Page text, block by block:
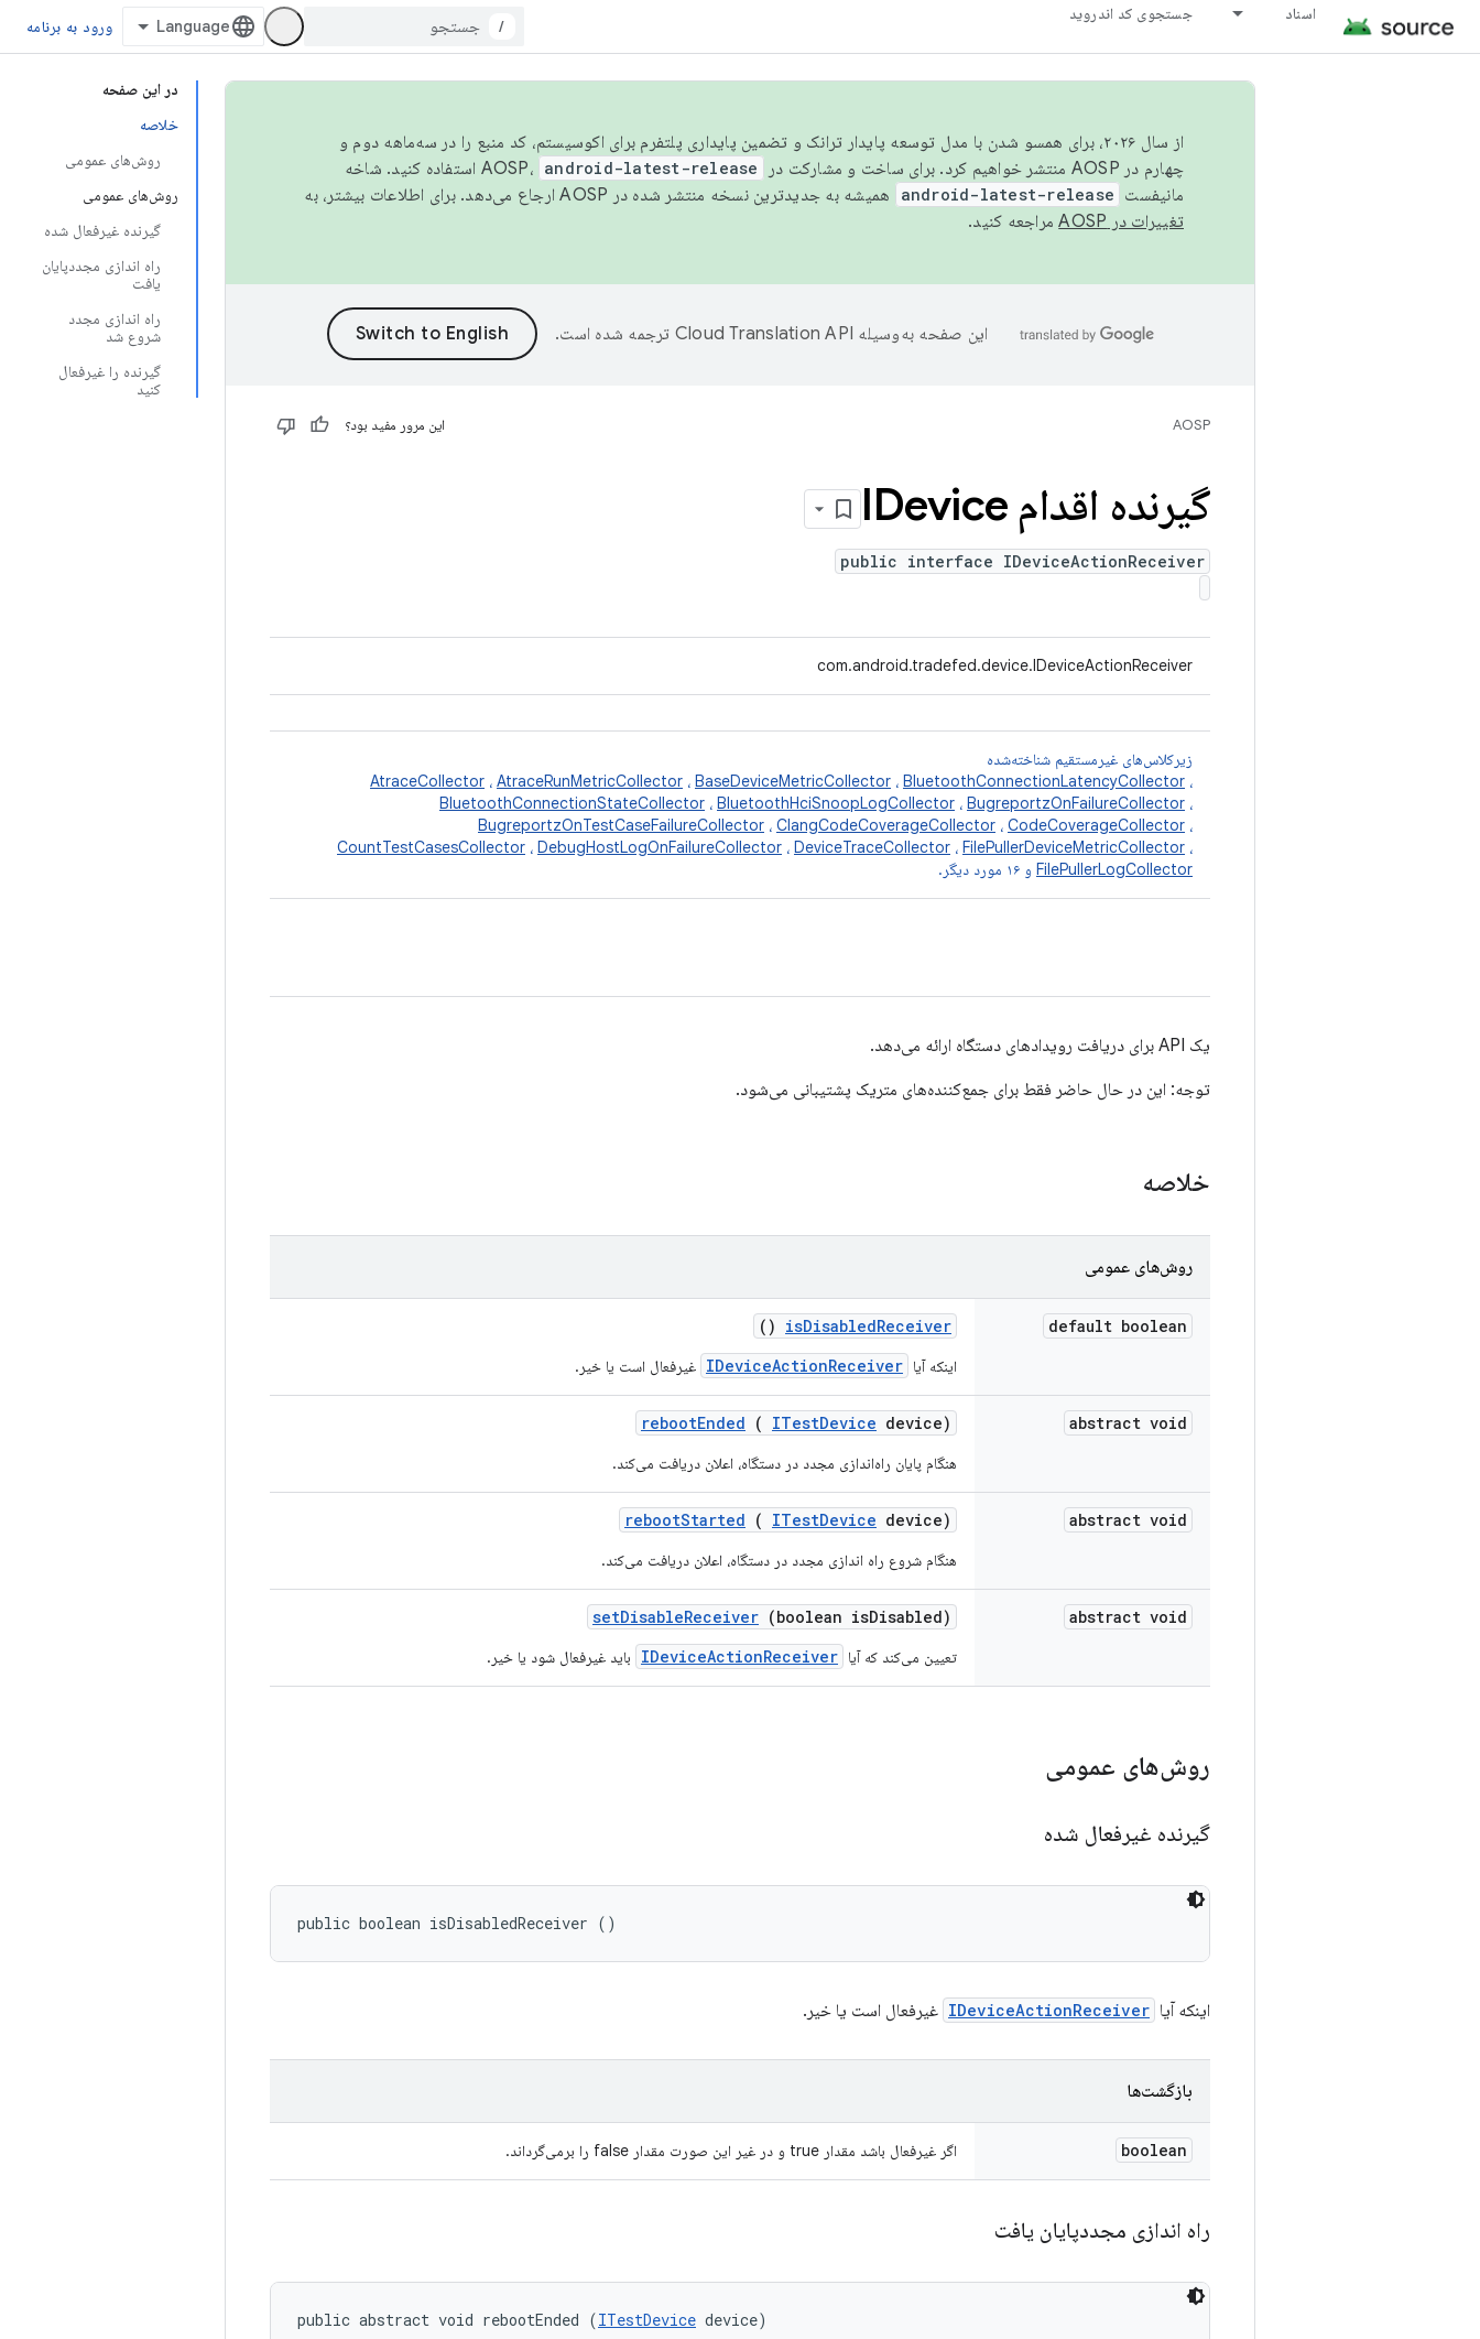
اسناد جستجوی کد اندروید
/ ورود به برنامه
در این صفحه
خلاصه
روش‌های عمومی
روش‌های عمومی
گیرنده غیرفعال شده
راه اندازی مجددپایان
یافت
راه اندازی مجدد
شروع شد
گیرنده را غیرفعال
کنید
از سال ۲۰۲۶، برای همسو شدن با مدل توسعه پایدار ترانک و تضمین پایداری پلتفرم برای اکوسیستم، کد منبع را در سه‌ماهه دوم و
چهارم در AOSP منتشر خواهیم کرد. برای ساخت و مشارکت در AOSP،
android-latest-release
استفاده کنید. شاخه
مانیفست android-latest-release
همیشه به جدیدترین نسخه منتشر شده در AOSP ارجاع می‌دهد. برای اطلاعات بیشتر، به
تغییرات در AOSP
مراجعه کنید.
این صفحه به‌وسیله ترجمه شده است.
AOSP این مرور مفید بود؟
گیرنده اقدام IDevice
public interface IDeviceActionReceiver
com.android.tradefed.device.IDeviceActionReceiver
زیرکلاس‌های غیرمستقیم شناخته‌شده
AtraceCollector ، AtraceRunMetricCollector ، BaseDeviceMetricCollector ، BluetoothConnectionLatencyCollector ،
BluetoothConnectionStateCollector ، BluetoothHciSnoopLogCollector ، BugreportzOnFailureCollector ،
BugreportzOnTestCaseFailureCollector ، ClangCodeCoverageCollector ، CodeCoverageCollector ،
CountTestCasesCollector ، DebugHostLogOnFailureCollector ، DeviceTraceCollector ، FilePullerDeviceMetricCollector ،
FilePullerLogCollector و ۱۶ مورد دیگر.
یک API برای دریافت رویدادهای دستگاه ارائه می‌دهد.
توجه: این در حال حاضر فقط برای جمع‌کننده‌های متریک پشتیبانی می‌شود.
خلاصه
روش‌های عمومی
default boolean
isDisabledReceiver
()
اینکه آیا IDeviceActionReceiver غیرفعال است یا خیر.
abstract void
rebootEnded ( ITestDevice device)
هنگام پایان راه‌اندازی مجدد در دستگاه، اعلان دریافت می‌کند.
abstract void
rebootStarted ( ITestDevice device)
هنگام شروع راه اندازی مجدد در دستگاه، اعلان دریافت می‌کند.
abstract void
setDisableReceiver (boolean isDisabled)
تعیین می‌کند که آیا IDeviceActionReceiver باید غیرفعال شود یا خیر.
روش‌های عمومی
گیرنده غیرفعال شده
public boolean isDisabledReceiver ()
اینکه آیا IDeviceActionReceiver غیرفعال است یا خیر.
بازگشت‌ها
boolean اگر غیرفعال باشد مقدار true و در غیر این صورت مقدار false را برمی‌گرداند.
راه اندازی مجددپایان یافت
public abstract void rebootEnded (ITestDevice device)